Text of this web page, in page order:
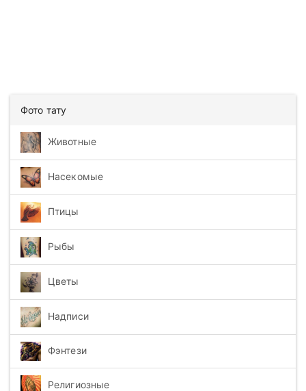
Фото тату
Животные
Насекомые
Птицы
Рыбы
Цветы
Надписи
Фэнтези
Религиозные